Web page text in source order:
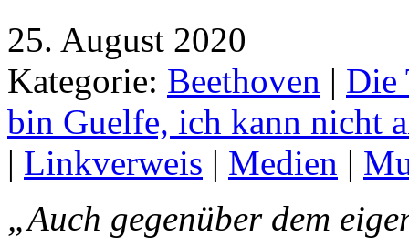
25. August 2020
Kategorie: Beethoven | Die
bin Guelfe, ich kann nicht
| Linkverweis | Medien |
„Auch gegenüber dem